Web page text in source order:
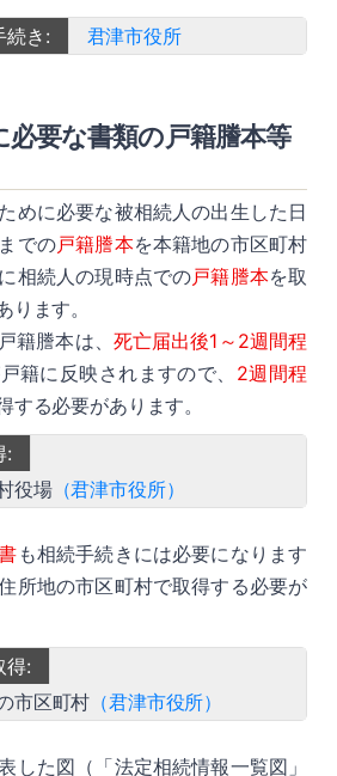
続き:
君津市役所
必要な書類の戸籍謄本等
めに必要な被相続人の出生した日
での戸籍謄本を本籍地の市区町村
相続人の現時点での戸籍謄本を取
ります。
籍謄本は、 死亡届出後1～2週間程
籍に反映されますので、 2週間程
する必要があります。
:
役場（君津市役所）
も相続手続きには必要になります
所地の市区町村で取得する必要が
得:
市区町村 （君津市役所）
した図（「法定相続情報一覧図」